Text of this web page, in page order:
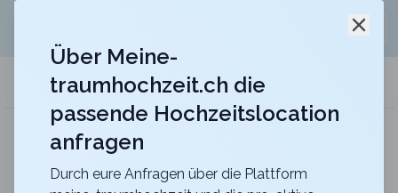
meine-traumhochzeit.ch
Gurten-Pavillon
Für eure Hochzeit auf dem Gurten mit einer
Über Meine-
traumhochzeit.ch die
passende Hochzeitslocation
anfragen
Durch eure Anfragen über die Plattform